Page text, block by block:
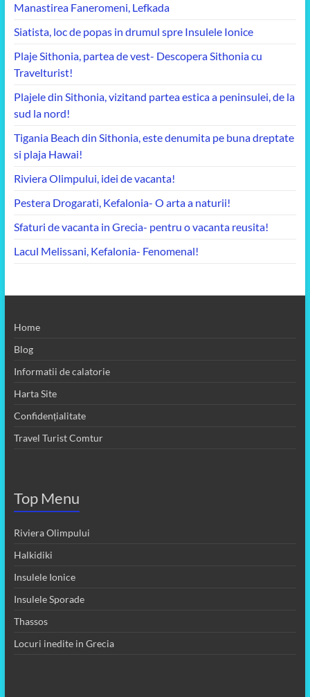
Manastirea Faneromeni, Lefkada
Siatista, loc de popas in drumul spre Insulele Ionice
Plaje Sithonia, partea de vest- Descopera Sithonia cu
Travelturist!
Plajele din Sithonia, vizitand partea estica a peninsulei, de la
sud la nord!
Tigania Beach din Sithonia, este denumita pe buna dreptate
si plaja Hawai!
Riviera Olimpului, idei de vacanta!
Pestera Drogarati, Kefalonia- O arta a naturii!
Sfaturi de vacanta in Grecia- pentru o vacanta reusita!
Lacul Melissani, Kefalonia- Fenomenal!
Home
Blog
Informatii de calatorie
Harta Site
Confidențialitate
Travel Turist Comtur
Top Menu
Riviera Olimpului
Halkidiki
Insulele Ionice
Insulele Sporade
Thassos
Locuri inedite in Grecia